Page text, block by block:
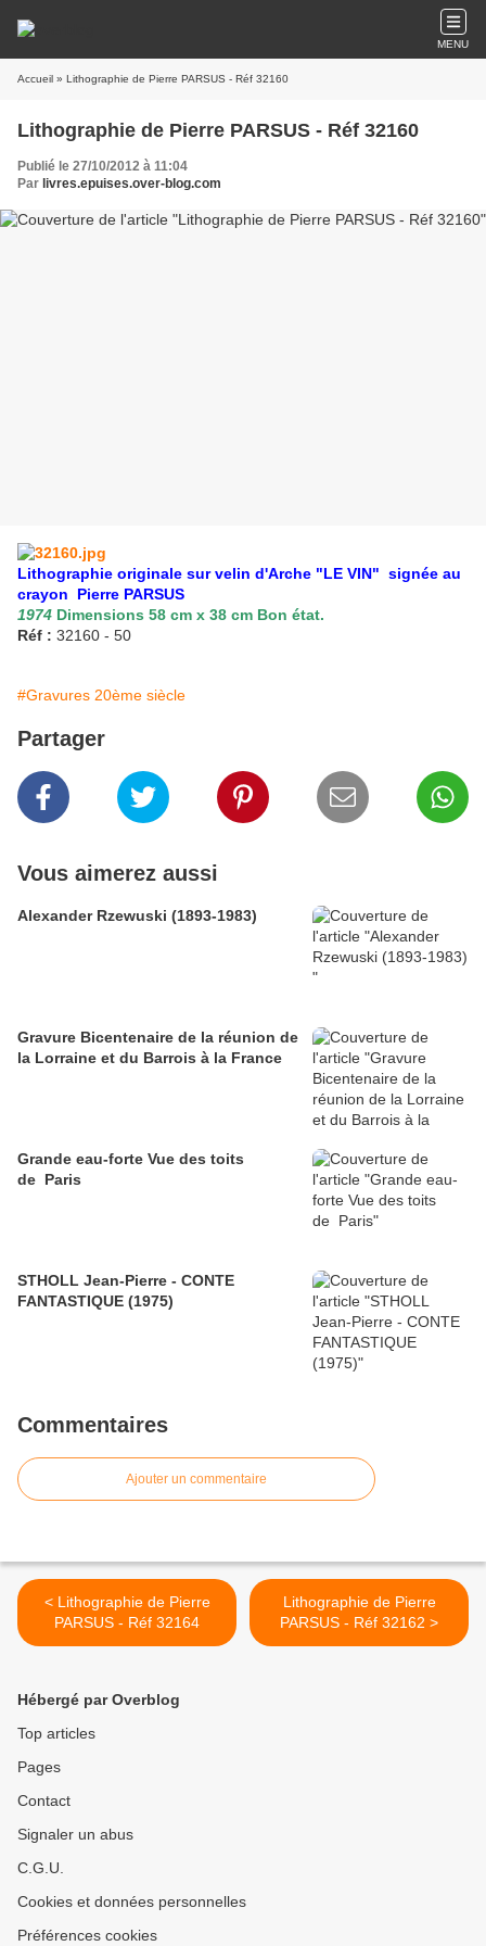
MENU
Accueil » Lithographie de Pierre PARSUS - Réf 32160
Lithographie de Pierre PARSUS - Réf 32160
Publié le 27/10/2012 à 11:04
Par livres.epuises.over-blog.com
Lithographie originale sur velin d'Arche "LE VIN" signée au
crayon Pierre PARSUS
1974 Dimensions 58 cm x 38 cm Bon état.
Réf : 32160 - 50
#Gravures 20ème siècle
Partager
Vous aimerez aussi
Alexander Rzewuski (1893-1983)
Gravure Bicentenaire de la réunion de
la Lorraine et du Barrois à la France
Grande eau-forte Vue des toits
de Paris
STHOLL Jean-Pierre - CONTE
FANTASTIQUE (1975)
Commentaires
Ajouter un commentaire
< Lithographie de Pierre
PARSUS - Réf 32164
Lithographie de Pierre
PARSUS - Réf 32162 >
Hébergé par Overblog
Top articles
Pages
Contact
Signaler un abus
C.G.U.
Cookies et données personnelles
Préférences cookies